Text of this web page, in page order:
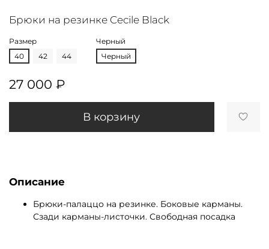
Брюки на резинке Cecile Black
Размер
40
42 44
Черный
Черный
27 000 ₽
В корзину
Описание
Брюки-палаццо на резинке. Боковые карманы.
Сзади карманы-листочки. Свободная посадка